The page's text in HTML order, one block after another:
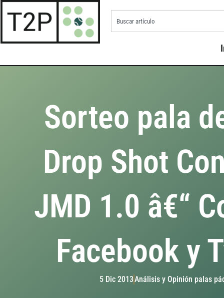
Sorteo pala
Drop Shot
JMD 1.0 â€“
Facebook y
5 Dic 2013Análisis y Opinión palas